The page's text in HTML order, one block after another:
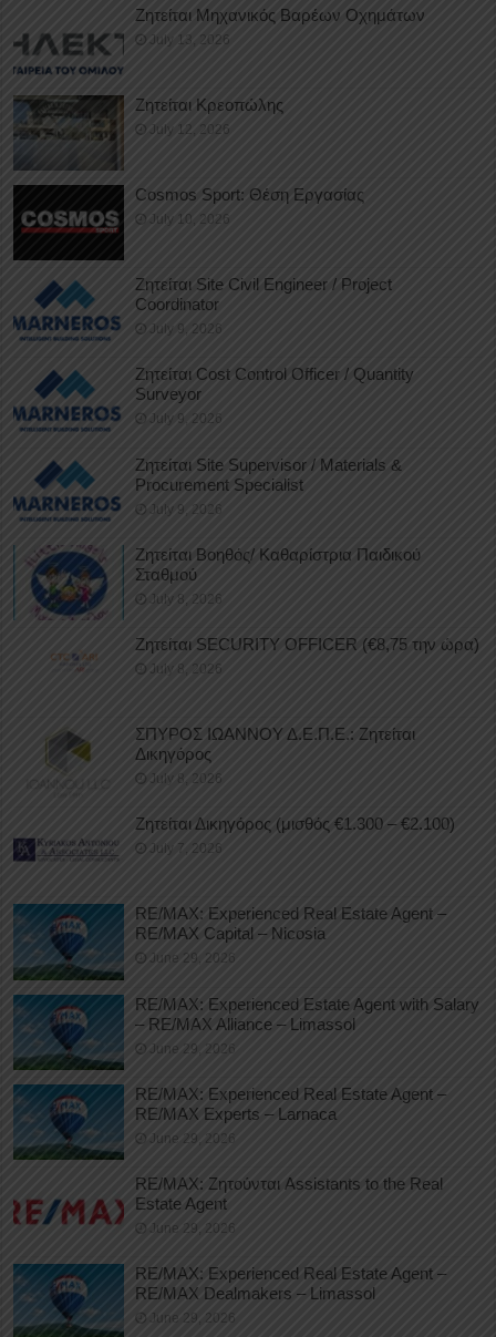
Ζητείται Μηχανικός Βαρέων Οχημάτων
July 13, 2026
Ζητείται Κρεοπώλης
July 12, 2026
Cosmos Sport: Θέση Εργασίας
July 10, 2026
Ζητείται Site Civil Engineer / Project
Coordinator
July 9, 2026
Ζητείται Cost Control Officer / Quantity
Surveyor
July 9, 2026
Ζητείται Site Supervisor / Materials &
Procurement Specialist
July 9, 2026
Ζητείται Βοηθός/ Καθαρίστρια Παιδικού
Σταθμού
July 8, 2026
Ζητείται SECURITY OFFICER (€8,75 την ώρα)
July 8, 2026
ΣΠΥΡΟΣ ΙΩΑΝΝΟΥ Δ.Ε.Π.Ε.: Ζητείται
Δικηγόρος
July 8, 2026
Ζητείται Δικηγόρος (μισθός €1.300 – €2.100)
July 7, 2026
RE/MAX: Experienced Real Estate Agent –
RE/MAX Capital – Nicosia
June 29, 2026
RE/MAX: Experienced Estate Agent with Salary
– RE/MAX Alliance – Limassol
June 29, 2026
RE/MAX: Experienced Real Estate Agent –
RE/MAX Experts – Larnaca
June 29, 2026
RE/MAX: Ζητούνται Assistants to the Real
Estate Agent
June 29, 2026
RE/MAX: Experienced Real Estate Agent –
RE/MAX Dealmakers – Limassol
June 29, 2026